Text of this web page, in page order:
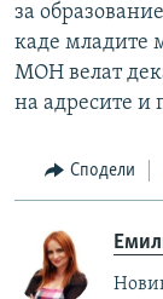
за
каде младите
МОН велат
на адресите и
Сподели